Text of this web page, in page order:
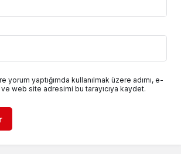
yorum yaptığımda kullanılmak üzere adımı, e-
web site adresimi bu tarayıcıya kaydet.